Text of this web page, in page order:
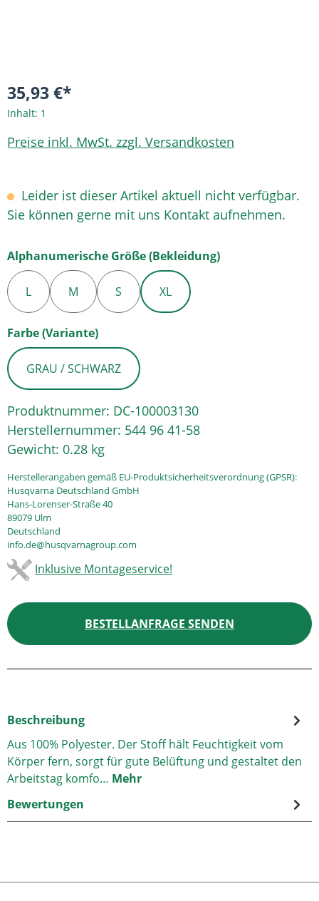
35,93 €*
Inhalt: 1
Preise inkl. MwSt. zzgl. Versandkosten
Leider ist dieser Artikel aktuell nicht verfügbar.
Sie können gerne mit uns Kontakt aufnehmen.
Alphanumerische Größe (Bekleidung)auswählen
L M S XL
Farbe (Variante)auswählen
GRAU / SCHWARZ
Produktnummer: DC-100003130
Herstellernummer: 544 96 41-58
Gewicht: 0.28 kg
Herstellerangaben gemäß EU-Produktsicherheitsverordnung (GPSR):
Husqvarna Deutschland GmbH
Hans-Lorenser-Straße 40
89079 Ulm
Deutschland
info.de@husqvarnagroup.com
Inklusive Montageservice!
BESTELLANFRAGE SENDEN
Beschreibung
Aus 100% Polyester. Der Stoff hält Feuchtigkeit vom
Körper fern, sorgt für gute Belüftung und gestaltet den
Arbeitstag komfo… Mehr
Bewertungen